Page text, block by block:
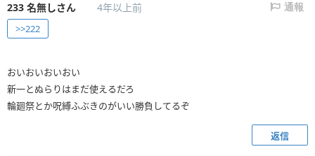
233 名無しさん 4年以上前 通報
>>222
おいおいおいおい
新一とぬらりはまだ使えるだろ
輪廻祭とか呪縛ふぶきのがいい勝負してるぞ
返信